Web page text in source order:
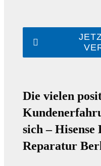
Die vielen
sich – Hisense
Reparatur